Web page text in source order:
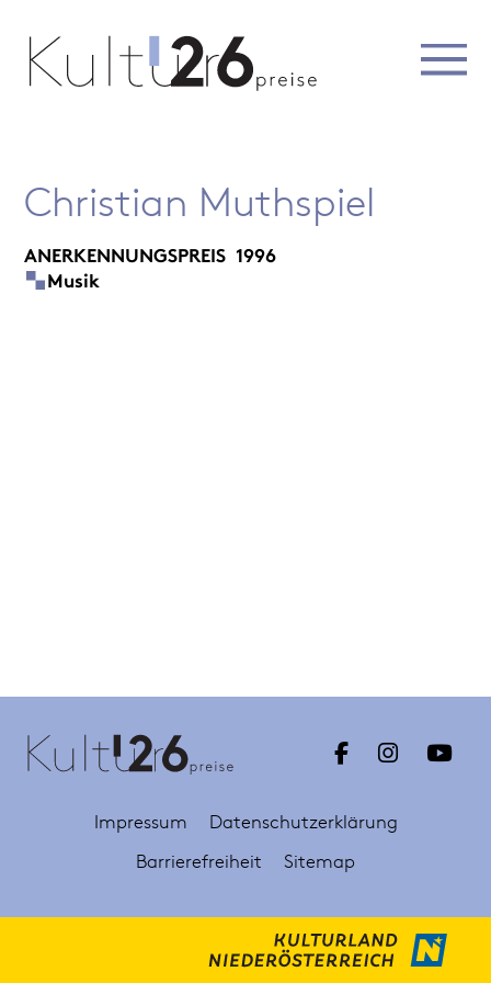
Christian Muthspiel
ANERKENNUNGSPREIS 1996
Musik
Impressum
Datenschutzerklärung
Barrierefreiheit
Sitemap